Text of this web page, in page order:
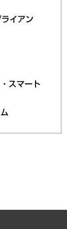
イアン
スマート